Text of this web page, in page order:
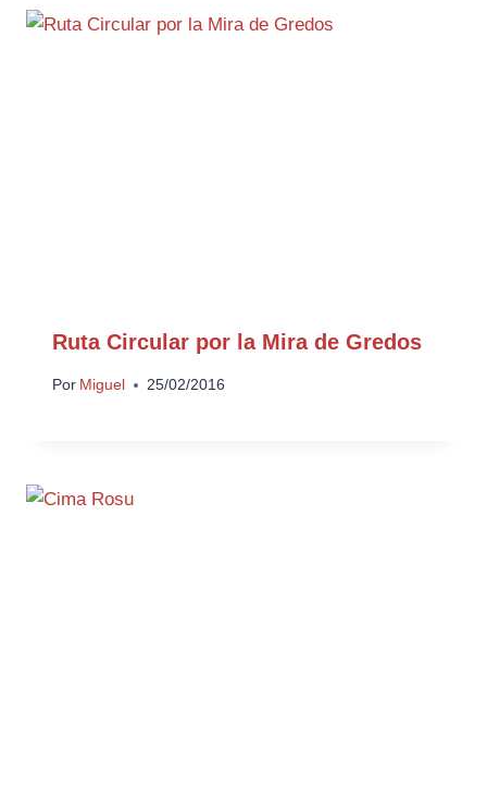
Ruta Circular por la Mira de Gredos
Por Miguel 25/02/2016